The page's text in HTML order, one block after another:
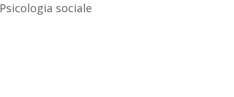
Psicologia sociale